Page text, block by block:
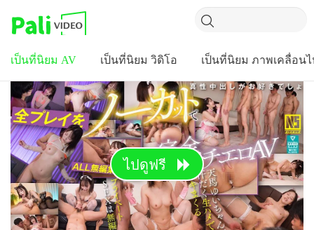
เป็นที่นิยม AV เป็นที่นิยม วิดิโอ เป็นที่นิยม ภาพเคลื่อน
ไปดูฟรี